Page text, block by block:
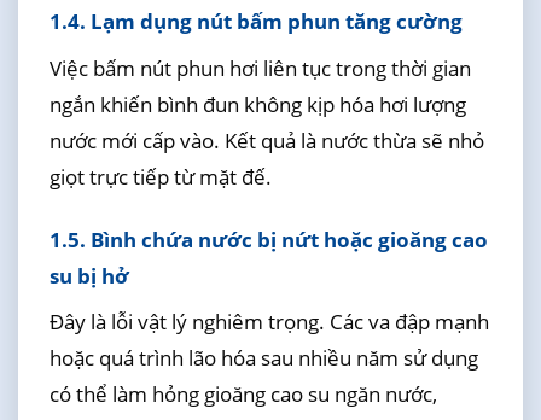
1.4. Lạm dụng nút bấm phun tăng cường
Việc bấm nút phun hơi liên tục trong thời gian
ngắn khiến bình đun không kịp hóa hơi lượng
nước mới cấp vào. Kết quả là nước thừa sẽ nhỏ
giọt trực tiếp từ mặt đế.
1.5. Bình chứa nước bị nứt hoặc gioăng cao
su bị hở
Đây là lỗi vật lý nghiêm trọng. Các va đập mạnh
hoặc quá trình lão hóa sau nhiều năm sử dụng
có thể làm hỏng gioăng cao su ngăn nước,